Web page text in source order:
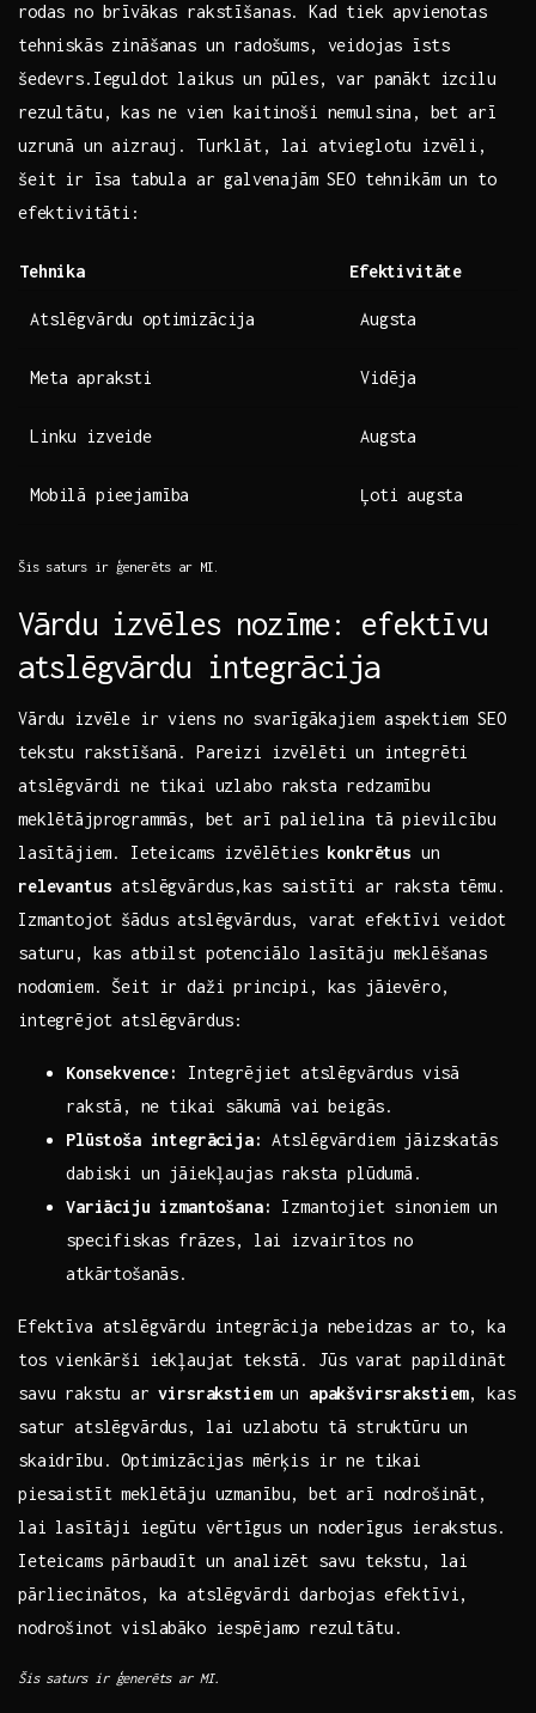
rodas no ‍brīvākas rakstīšanas. Kad‍ tiek ⁤apvienotas
tehniskās​ zināšanas un⁣ radošums, veidojas īsts
šedevrs.Ieguldot laikus⁣ un pūles, var panākt izcilu​
rezultātu, ⁤kas​ ne vien kaitinoši nemulsina,⁤ bet arī‌
uzrunā un aizrauj. Turklāt, lai atvieglotu ⁤izvēli,
šeit ir⁢ īsa ‌tabula ar ⁣galvenajām SEO tehnikām un to
⁤efektivitāti:
Tehnika Efektivitāte
Atslēgvārdu‍ optimizācija Augsta
Meta apraksti Vidēja
Linku‍ izveide Augsta
Mobilā ‌pieejamība Ļoti⁣ augsta
Šis ⁤saturs ir ģenerēts ⁤ar MI.
Vārdu⁤ izvēles⁤ nozīme: efektīvu
atslēgvārdu ​integrācija
Vārdu ​izvēle ‌ir viens no svarīgākajiem aspektiem SEO
tekstu rakstīšanā. ‍Pareizi izvēlēti un ‍integrēti
atslēgvārdi ne tikai​ uzlabo raksta redzamību​
meklētājprogrammās,⁣ bet​ arī palielina​ tā pievilcību
⁢lasītājiem. ⁣Ieteicams izvēlēties konkrētus un
relevantus atslēgvārdus,kas saistīti ar raksta tēmu.
Izmantojot šādus atslēgvārdus, varat ⁤efektīvi ​veidot
saturu, kas atbilst potenciālo lasītāju meklēšanas
‌nodomiem. Šeit ir daži ⁤principi, kas‍ jāievēro,
integrējot atslēgvārdus:
Konsekvence:
Integrējiet⁤ atslēgvārdus visā
rakstā, ⁤ne tikai sākumā ⁤vai beigās.
Plūstoša integrācija: ‍Atslēgvārdiem‍ jāizskatās‍
dabiski un jāiekļaujas⁤ raksta plūdumā.
Variāciju izmantošana:
Izmantojiet sinoniem‌ un
specifiskas frāzes, lai izvairītos no
atkārtošanās.
Efektīva atslēgvārdu ⁣integrācija ‍nebeidzas ⁣ar to, ka ​
tos vienkārši iekļaujat tekstā. Jūs⁤ varat papildināt
savu rakstu⁢ arvirsrakstiemun apakšvirsrakstiem,‌ kas
satur atslēgvārdus, lai uzlabotu tā⁢ struktūru un
skaidrību.⁣ Optimizācijas‌ mērķis ir ‌ne tikai
piesaistīt meklētāju uzmanību, bet arī nodrošināt,
‍lai‍ lasītāji ​iegūtu vērtīgus ‌un⁢ noderīgus ierakstus.
​Ieteicams pārbaudīt un analizēt savu ⁢tekstu, lai
pārliecinātos, ka atslēgvārdi darbojas efektīvi,
nodrošinot ‍vislabāko iespējamo rezultātu.
Šis ⁤saturs ir ģenerēts​ ar ​MI.